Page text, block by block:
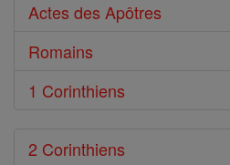
Actes des Apôtres
Romains
1 Corinthiens
2 Corinthiens